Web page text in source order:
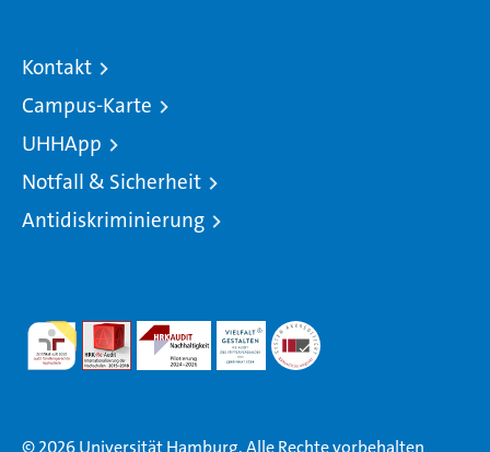
Kontakt
Campus-Karte
UHHApp
Notfall & Sicherheit
Antidiskriminierung
© 2026 Universität Hamburg. Alle Rechte vorbehalten